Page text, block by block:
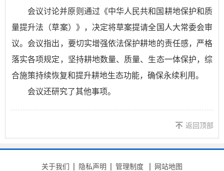
会议讨论并原则通过《中华人民共和国耕地保护和质
量提升法（草案）》，决定将草案提请全国人大常委会审
议。会议指出，要切实增强依法保护耕地的责任感，严格
落实各项规定，坚持耕地数量、质量、生态一体保护，综
合施策持续恢复和提升耕地生态功能，确保永续利用。
会议还研究了其他事项。
返回顶部
关于我们 隐私声明 管理制度 网站地图